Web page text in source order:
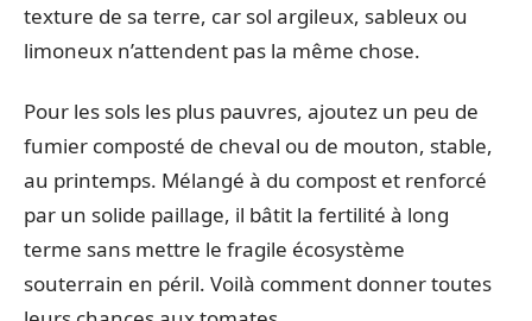
texture de sa terre, car sol argileux, sableux ou
limoneux n’attendent pas la même chose.
Pour les sols les plus pauvres, ajoutez un peu de
fumier composté de cheval ou de mouton, stable,
au printemps. Mélangé à du compost et renforcé
par un solide paillage, il bâtit la fertilité à long
terme sans mettre le fragile écosystème
souterrain en péril. Voilà comment donner toutes